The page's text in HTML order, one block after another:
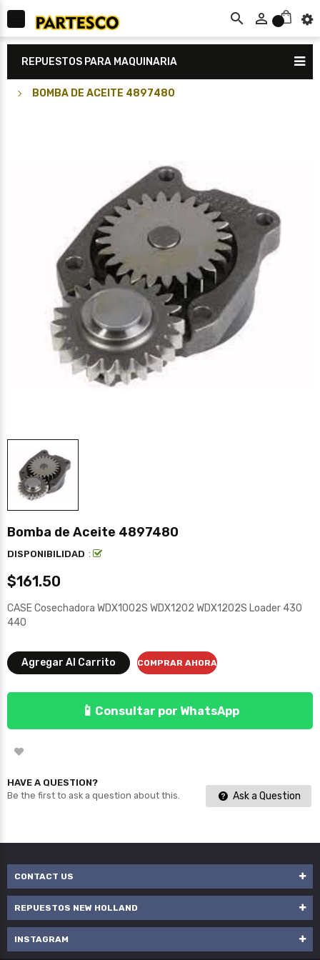
 
REPUESTOS PARA MAQUINARIA
BOMBA DE ACEITE 4897480
Bomba de Aceite 4897480
DISPONIBILIDAD :
$161.50
CASE Cosechadora WDX1002S WDX1202 WDX1202S Loader 430
440
Agregar Al Carrito COMPRAR AHORA
📱 Consultar por WhatsApp
HAVE A QUESTION?
Be the first to ask a question about this.
Ask a Question
CONTACT US
REPUESTOS NEW HOLLAND
INSTAGRAM